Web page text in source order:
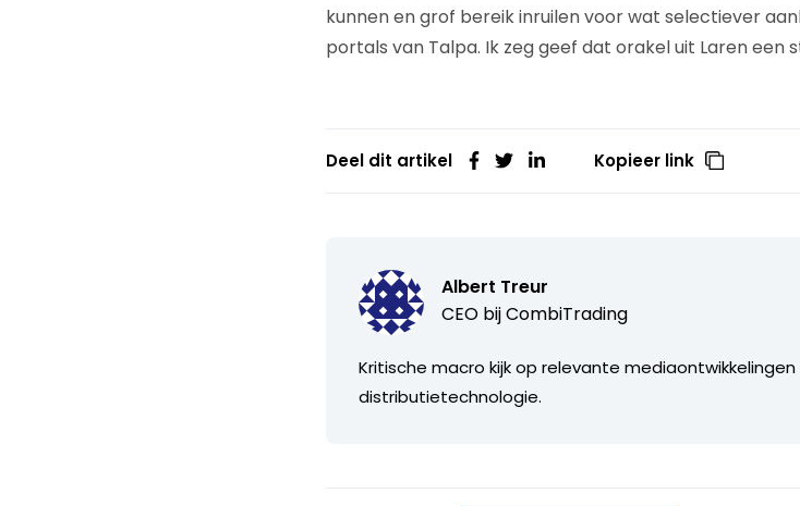
kunnen en grof bereik inruilen voor wat selectiever
portals van Talpa. Ik zeg geef dat orakel uit Laren een
Deel dit artikel Kopieer link
Albert Treur
CEO bijCombiTrading
Kritische macro kijk op relevante
distributietechnologie.